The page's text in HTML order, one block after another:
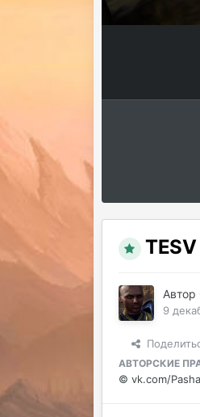
Автор
9
АВТОРСКИЕ
© vk.com/